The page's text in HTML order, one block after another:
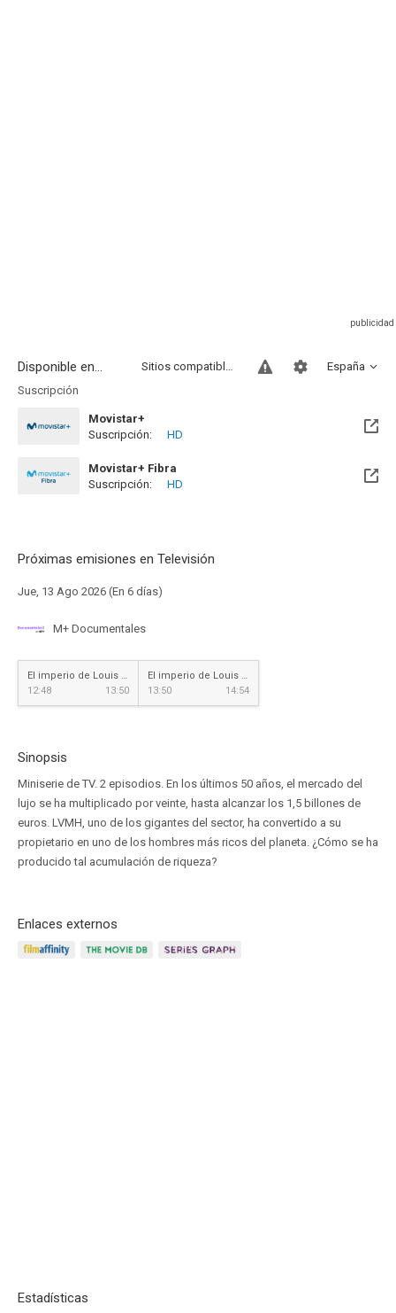
Disponible en... España
Sitios compatibles
Suscripción
Movistar+
Disponible hasta el Mié, 31 May 2028 (Queda 1 año)
Suscripción: HD
Movistar+ Fibra
Disponible hasta el Mié, 31 May 2028 (Queda 1 año)
Suscripción: HD
Próximas emisiones en Televisión
Jue, 13 Ago 2026 (En 6 días)
M+ Documentales
El imperio de Louis Vuitton
12:48
13:50
El imperio de Louis Vuitton
13:50
14:54
Sinopsis
Miniserie de TV. 2 episodios. En los últimos 50 años, el mercado del
lujo se ha multiplicado por veinte, hasta alcanzar los 1,5 billones de
euros. LVMH, uno de los gigantes del sector, ha convertido a su
propietario en uno de los hombres más ricos del planeta. ¿Cómo se ha
producido tal acumulación de riqueza?
Enlaces externos
Estadísticas